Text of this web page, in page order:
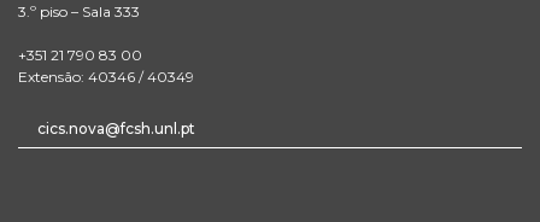
3.º piso – Sala 333
+351 21 790 83 00
Extensão: 40346 / 40349
cics.nova@fcsh.unl.pt